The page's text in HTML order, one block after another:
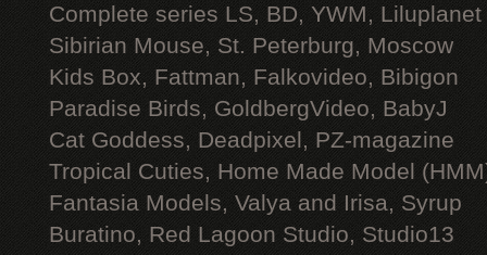
Complete series LS, BD, YWM, Liluplanet
Sibirian Mouse, St. Peterburg, Moscow
Kids Box, Fattman, Falkovideo, Bibigon
Paradise Birds, GoldbergVideo, BabyJ
Cat Goddess, Deadpixel, PZ-magazine
Tropical Cuties, Home Made Model
Fantasia Models, Valya and Irisa, Syrup
Buratino, Red Lagoon Studio, Studio13